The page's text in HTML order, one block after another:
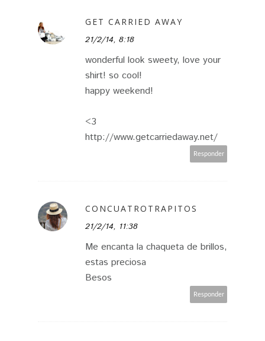
GET CARRIED AWAY
21/2/14, 8:18
wonderful look sweety, love your
shirt! so cool!
happy weekend!
<3
http://www.getcarriedaway.net/
Responder
CONCUATROTRAPITOS
21/2/14, 11:38
Me encanta la chaqueta de brillos,
estas preciosa
Besos
Responder